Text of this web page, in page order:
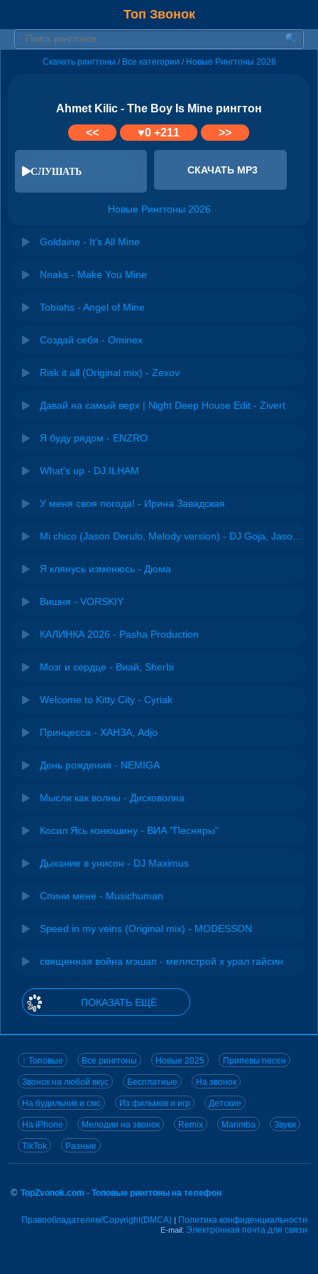
Топ Звонок
Скачать рингтоны / Все категории / Новые Рингтоны 2026
Ahmet Kilic - The Boy Is Mine рингтон
<<
♥0+211 >>
СЛУШАТЬ СКАЧАТЬ MP3
Новые Рингтоны 2026
Goldaine - It's All Mine
Nnaks - Make You Mine
Tobiahs - Angel of Mine
Создай себя - Ominex
Risk it all (Original mix) - Zexov
Давай на самый верх | Night Deep House Edit - Zivert
Я буду рядом - ENZRO
What's up - DJ.ILHAM
У меня своя погода! - Ирина Завадская
Я клянусь изменюсь - Дюма
Вишня - VORSKIY
КАЛИНКА 2026 - Pasha Production
Мозг и сердце - Виай, Sherbi
Welcome to Kitty City - Cyriak
Принцесса - ХАНЗА, Adjo
День рождения - NEMIGA
Мысли как волны - Дисковолна
Косил Ясь конюшину - ВИА "Песняры"
Дыхание в унисон - DJ Maximus
Спини мене - Musichuman
Speed in my veins (Original mix) - MODESSON
священная война мэшап - меллстрой х урал гайсин
ПОКАЗАТЬ ЕЩЁ
↑ Топовые Все рингтоны Новые 2025 Припевы песен
Звонок на любой вкус Бесплатные На звонок
На будильник и смс Из фильмов и игр Детские
На iPhone Мелодии на звонок Remix Marimba Звуки
TikTok Разные
© TopZvonok.com - Топовые рингтоны на телефон
Правообладателям/Copyright(DMCA) | Политика конфиденциальности
E-mail: Электронная почта для связи